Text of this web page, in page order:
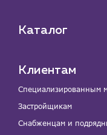
Каталог
Клиентам
Специализированным
Застройщикам
Снабженцам и